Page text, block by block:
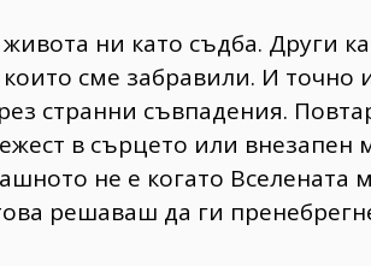
ни като съдба. Други
сме забравили. И точно
странни съвпадения.
в сърцето или внезапен
не е когато Вселената
решаваш да ги